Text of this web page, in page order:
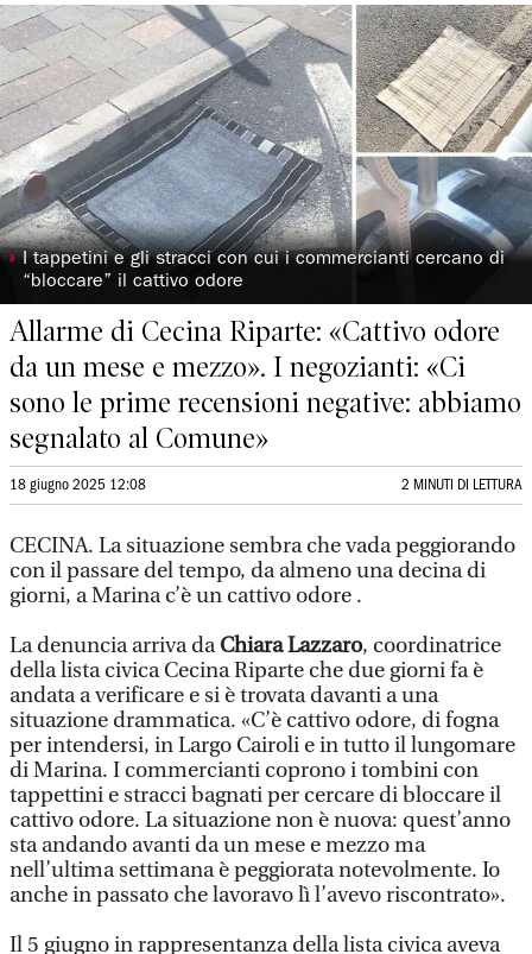
◗I tappetini e gli stracci con cui i commercianti cercano di
“bloccare” il cattivo odore
Allarme di Cecina Riparte: «Cattivo odore
da un mese e mezzo». I negozianti: «Ci
sono le prime recensioni negative: abbiamo
segnalato al Comune»
18 giugno 2025 12:08 2 MINUTI DI LETTURA
CECINA. La situazione sembra che vada peggiorando
con il passare del tempo, da almeno una decina di
giorni, a Marina c’è un cattivo odore .
La denuncia arriva daChiara Lazzaro, coordinatrice
della lista civica Cecina Riparte che due giorni fa è
andata a verificare e si è trovata davanti a una
situazione drammatica. «C’è cattivo odore, di fogna
per intendersi, in Largo Cairoli e in tutto il lungomare
di Marina. I commercianti coprono i tombini con
tappettini e stracci bagnati per cercare di bloccare il
cattivo odore. La situazione non è nuova: quest’anno
sta andando avanti da un mese e mezzo ma
nell’ultima settimana è peggiorata notevolmente. Io
anche in passato che lavoravo lì l’avevo riscontrato».
Il 5 giugno in rappresentanza della lista civica aveva